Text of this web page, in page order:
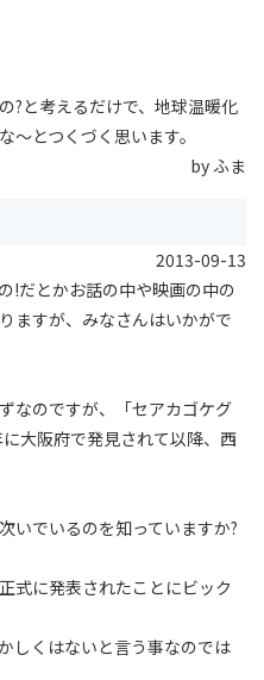
?と考えるだけで、地球温暖化
〜とつくづく思います。
by ふま
2013-09-13
!だとかお話の中や映画の中の
ますが、みなさんはいかがで
なのですが、「セアカゴケグ
大阪府で発見されて以降、西
いでいるのを知っていますか?
式に発表されたことにビック
しくはないと言う事なのでは